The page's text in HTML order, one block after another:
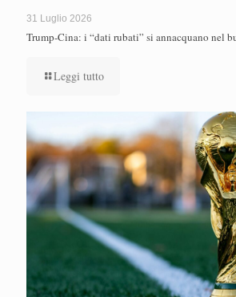
31 Luglio 2026
Trump-Cina: i “dati rubati” si annacquano nel
Leggi tutto